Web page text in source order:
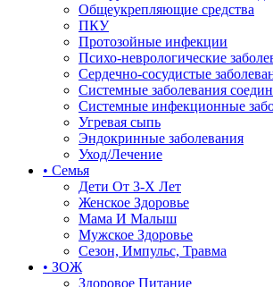
Общеукрепляющие средства
ПКУ
Протозойные инфекции
Психо-неврологические
Сердечно-сосудистые
Системные заболевания
Системные инфекционные
Угревая сыпь
Эндокринные заболевания
Уход/Лечение
• Семья
Дети От 3-Х Лет
Женское Здоровье
Мама И Малыш
Мужское Здоровье
Сезон, Импульс, Травма
• ЗОЖ
Здоровое Питание